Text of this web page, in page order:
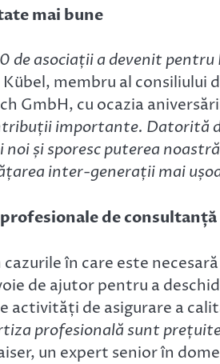
mai bune
de asociații a devenit pentru
membru al consiliului
GmbH, cu ocazia
importante. Datorită
noi și sporesc puterea
inter-generații mai
de consultanță
în care este
de ajutor pentru a
activități de asigurare a
profesională sunt
un expert senior în